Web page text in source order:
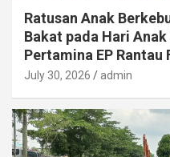
Ratusan Anak
Bakat pada Hari
Pertamina EP Rantau
July 30, 2026 admin